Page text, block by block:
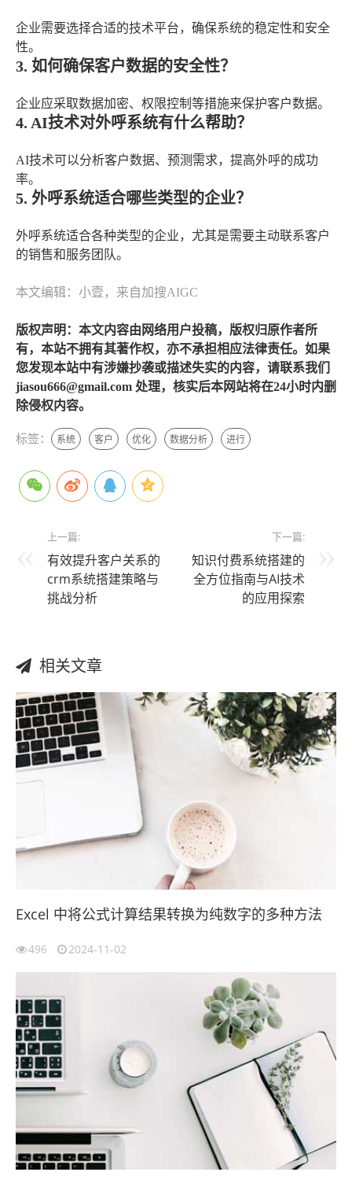
企业需要选择合适的技术平台，确保系统的稳定性和安全
性。
3. 如何确保客户数据的安全性？
企业应采取数据加密、权限控制等措施来保护客户数据。
4. AI技术对外呼系统有什么帮助？
AI技术可以分析客户数据、预测需求，提高外呼的成功
率。
5. 外呼系统适合哪些类型的企业？
外呼系统适合各种类型的企业，尤其是需要主动联系客户
的销售和服务团队。
本文编辑：小壹，来自加搜AIGC
版权声明：本文内容由网络用户投稿，版权归原作者所
有，本站不拥有其著作权，亦不承担相应法律责任。如果
您发现本站中有涉嫌抄袭或描述失实的内容，请联系我们
jiasou666@gmail.com 处理，核实后本网站将在24小时内删
除侵权内容。
标签： 系统 客户 优化 数据分析 进行
上一篇:
有效提升客户关系的
crm系统搭建策略与
挑战分析
下一篇:
知识付费系统搭建的
全方位指南与AI技术
的应用探索
相关文章
Excel 中将公式计算结果转换为纯数字的多种方法
496 2024-11-02